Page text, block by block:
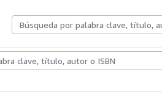
antiguosArte y coleccionismo